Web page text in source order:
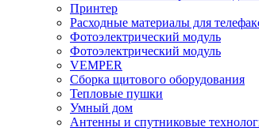
Принтер
Расходные материалы для
Фотоэлектрический модуль
Фотоэлектрический модуль
VEMPER
Сборка щитового оборудования
Тепловые пушки
Умный дом
Антенны и спутниковые